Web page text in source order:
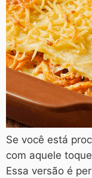
Se você está
com aquele
Essa versão é